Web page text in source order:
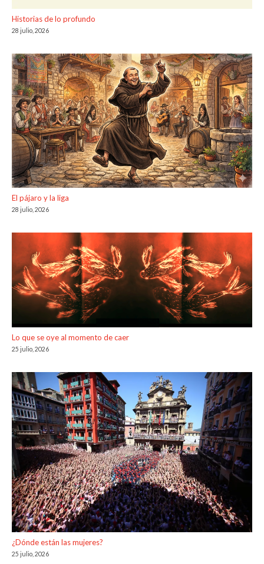
Historias de lo profundo
28 julio, 2026
El pájaro y la liga
28 julio, 2026
Lo que se oye al momento de caer
25 julio, 2026
¿Dónde están las mujeres?
25 julio, 2026